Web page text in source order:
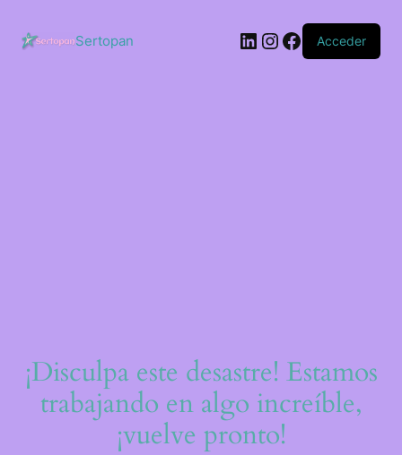
contenido
Sertopan LinkedIn
Instagram
Facebook
Acceder
¡Disculpa este desastre! Estamos
trabajando en algo increíble,
¡vuelve pronto!